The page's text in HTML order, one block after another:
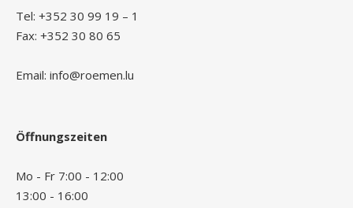
Tel: +352 30 99 19 – 1
Fax: +352 30 80 65
Email: info@roemen.lu
Öffnungszeiten
Mo - Fr 7:00 - 12:00
13:00 - 16:00